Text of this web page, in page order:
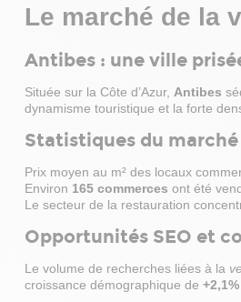
PRINCIPAL. Pour tout
contactez votre interlocuteur
immobilier.com
charges et hors taxes. Prix FAI:
KEuros. Dossier sur demande
Le marché de la
Antibes : une ville
Située sur la Côte d’Azur, Antibes
dynamisme touristique et la forte
Statistiques du
Prix moyen au m² des locaux
Environ 165 commerces ont été
Le secteur de la restauration
Opportunités SEO et
Le volume de recherches liées à la
croissance démographique de +2,1%